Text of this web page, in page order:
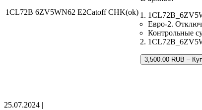
1CL72B 6ZV5WN62 E2Catoff CHK(ok)
Евро-2.
Контрольные
3,500.00 RUB –
25.07.2024 |